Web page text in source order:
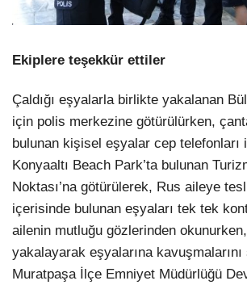
Ekiplere teşekkür ettiler
Çaldığı eşyalarla birlikte yakalanan
için polis merkezine götürülürken,
bulunan kişisel eşyalar cep telefonları
Konyaaltı Beach Park’ta bulunan
Noktası’na götürülerek, Rus aileye
içerisinde bulunan eşyaları tek tek
ailenin mutluğu gözlerinden okunurken,
yakalayarak eşyalarına
Muratpaşa İlçe Emniyet Müdürlüğü